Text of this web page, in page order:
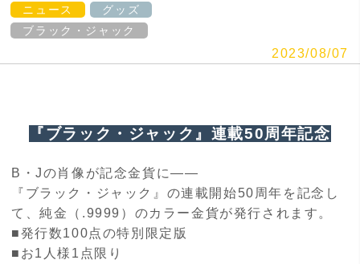
ニュース
グッズ
ブラック・ジャック
2023/08/07
『ブラック・ジャック』連載50周年記念
B・Jの肖像が記念金貨に――
『ブラック・ジャック』の連載開始50周年を記念し
て、純金（.9999）のカラー金貨が発行されます。
■発行数100点の特別限定版
■お1人様1点限り